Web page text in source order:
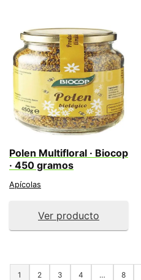
Polen Multifloral · Biocop
· 450 gramos
Apícolas
Ver producto
1 2 3 4 … 8